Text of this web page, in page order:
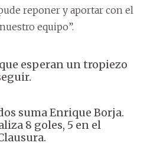
reponer y aportar con el
equipo”.
esperan un tropiezo
suma Enrique Borja.
8 goles, 5 en el